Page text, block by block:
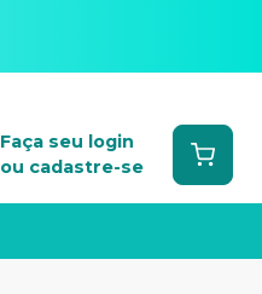
Faça seu login
ou cadastre-se